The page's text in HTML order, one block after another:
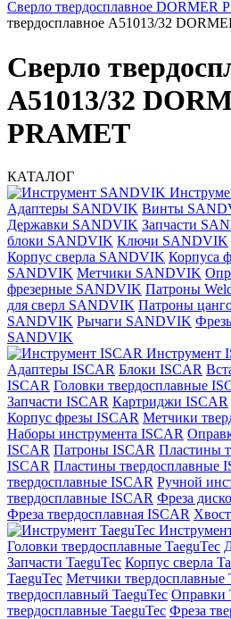
Сверло твердосплавное DORMER
твердосплавное A51013/32
Сверло
A51013/32
PRAMET
КАТАЛОГ
Адаптеры SANDVIK Винты
Державки SANDVIK Запчасти
блоки SANDVIK Ключи SANDVIK
Корпус сверла SANDVIK Корпуса
SANDVIK Метчики SANDVIK
фрезерные SANDVIK Патроны
для сверл SANDVIK Патроны
SANDVIK Рычаги SANDVIK
SANDVIK
Инструмент
Адаптеры ISCAR Блоки ISCAR
ISCAR Головки твердосплавные
Запчасти ISCAR Картриджи ISCAR
Корпус фрезы ISCAR Метчики
Наборы инструмента ISCAR
ISCAR Патроны ISCAR Пластины
ISCAR Пластины твердосплавные
твердосплавные ISCAR Ручной
твердосплавные ISCAR Фреза
Фреза твердосплавная ISCAR
Головки твердосплавные TaeguTec
Запчасти TaeguTec Корпус сверла
TaeguTec Метчики твердосплавные
твердосплавный TaeguTec Оправки
твердосплавные TaeguTec Фреза